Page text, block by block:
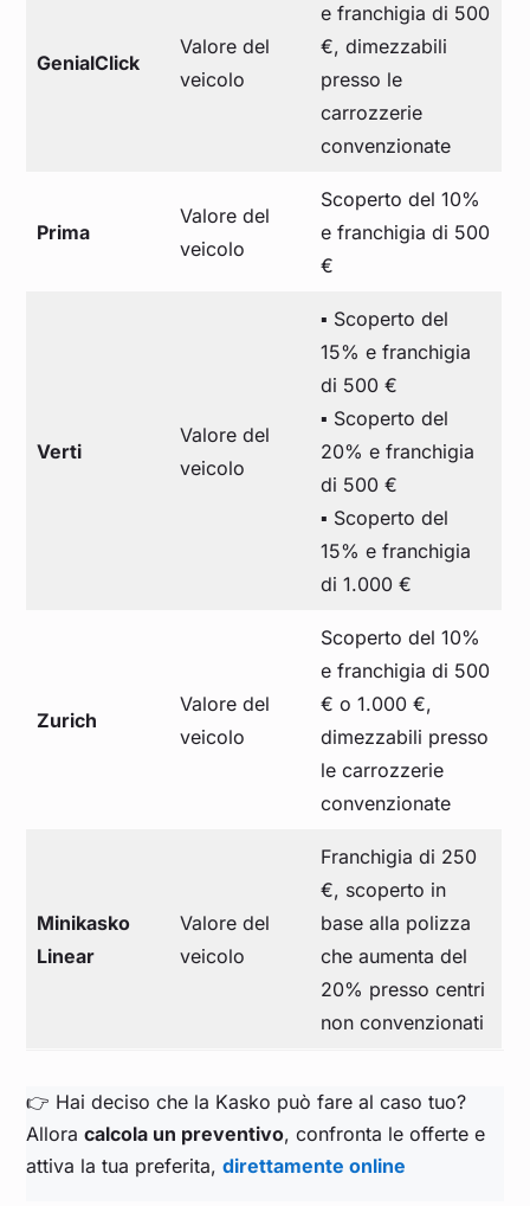
GenialClick
Valore del
veicolo
e franchigia di 500
€, dimezzabili
presso le
carrozzerie
convenzionate
Prima
Valore del
veicolo
Scoperto del 10%
e franchigia di 500
€
Verti
Valore del
veicolo
▪️ Scoperto del
15% e franchigia
di 500 €
▪️ Scoperto del
20% e franchigia
di 500 €
▪️ Scoperto del
15% e franchigia
di 1.000 €
Zurich
Valore del
veicolo
Scoperto del 10%
e franchigia di 500
€ o 1.000 €,
dimezzabili presso
le carrozzerie
convenzionate
Minikasko
Linear
Valore del
veicolo
Franchigia di 250
€, scoperto in
base alla polizza
che aumenta del
20% presso centri
non convenzionati
👉 Hai deciso che la Kasko può fare al caso tuo?
Alloracalcola un preventivo, confronta le offerte e
attiva la tua preferita,direttamente online